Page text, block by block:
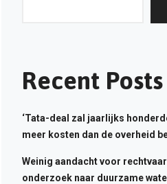
Recent Posts
‘Tata-deal zal jaarlijks
meer kosten dan de overheid
Weinig aandacht voor
onderzoek naar duurzame